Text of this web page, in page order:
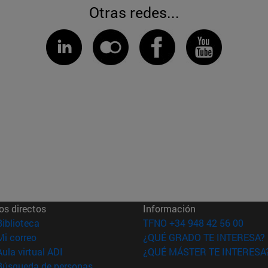
Otras redes...
directos
(abre en nueva ventana)
correo(abre en nueva ventana)
virtual ADI (abre en nueva ventana)
Información
TFNO +34 948 42 56 00
¿QUÉ GRADO TE INTERESA?
¿QUÉ MÁSTER TE